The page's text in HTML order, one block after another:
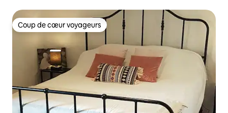
Coup de cœur voyageurs
Coup de cœur voyageurs